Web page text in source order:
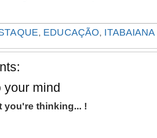
, EDUCAÇÃO, ITABAIANA
your mind
you're thinking... !